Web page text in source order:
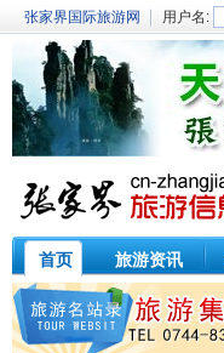
张家界国际旅游网 用户名:
首页 旅游资讯